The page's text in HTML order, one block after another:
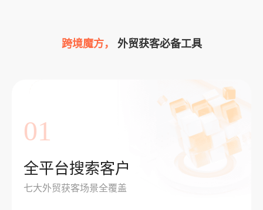
跨境魔方， 外贸获客必备工具
01
全平台搜索客户
七大外贸获客场景全覆盖